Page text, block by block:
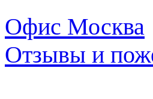
Офис Москва
Отзывы и